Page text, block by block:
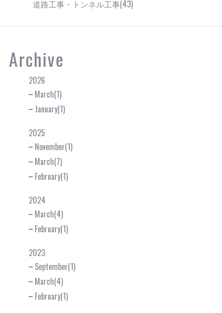
道路工事・トンネル工事(43)
Archive
2026
March(1)
January(1)
2025
November(1)
March(7)
February(1)
2024
March(4)
February(1)
2023
September(1)
March(4)
February(1)